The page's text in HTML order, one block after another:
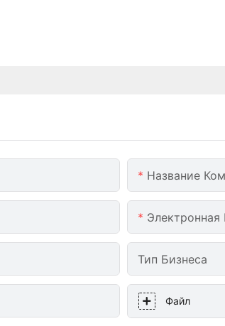
Название
Электронная
Тип Бизнеса
Файл